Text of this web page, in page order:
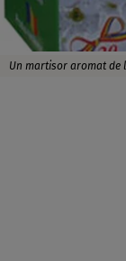
Un martisor aromat de